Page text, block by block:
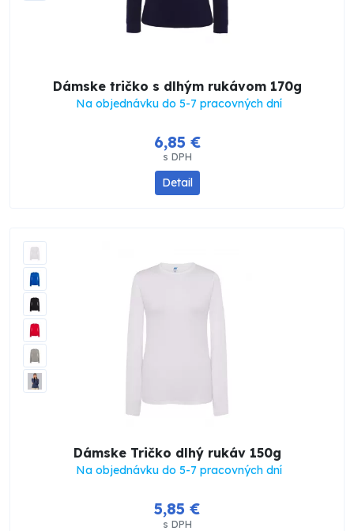
Dámske tričko s dlhým rukávom 170g
Na objednávku do 5-7 pracovných dní
6,85 €
s DPH
Detail
Dámske Tričko dlhý rukáv 150g
Na objednávku do 5-7 pracovných dní
5,85 €
s DPH